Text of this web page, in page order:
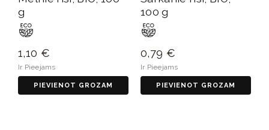
g
1,10 €
Ir Pieejams
PIEVIENOT GROZAM
100 g
0,79 €
Ir Pieejams
PIEVIENOT GROZAM